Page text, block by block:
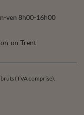
ven 8h00-16h00
on-Trent
(TVA comprise).